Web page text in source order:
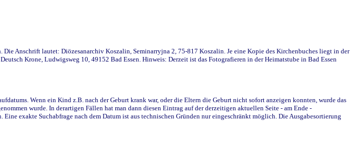
Anschrift lautet: Diözesanarchiv Koszalin, Seminarryjna 2, 75-817 Koszalin. Je eine Kopie des Kirchenbuches liegt in der
Krone, Ludwigsweg 10, 49152 Bad Essen. Hinweis: Derzeit ist das Fotografieren in der Heimatstube in Bad Essen
Wenn ein Kind z.B. nach der Geburt krank war, oder die Eltern die Geburt nicht sofort anzeigen konnten, wurde das
wurde. In derartigen Fällen hat man dann diesen Eintrag auf der derzeitigen aktuellen Seite - am Ende -
exakte Suchabfrage nach dem Datum ist aus technischen Gründen nur eingeschränkt möglich. Die Ausgabesortierung